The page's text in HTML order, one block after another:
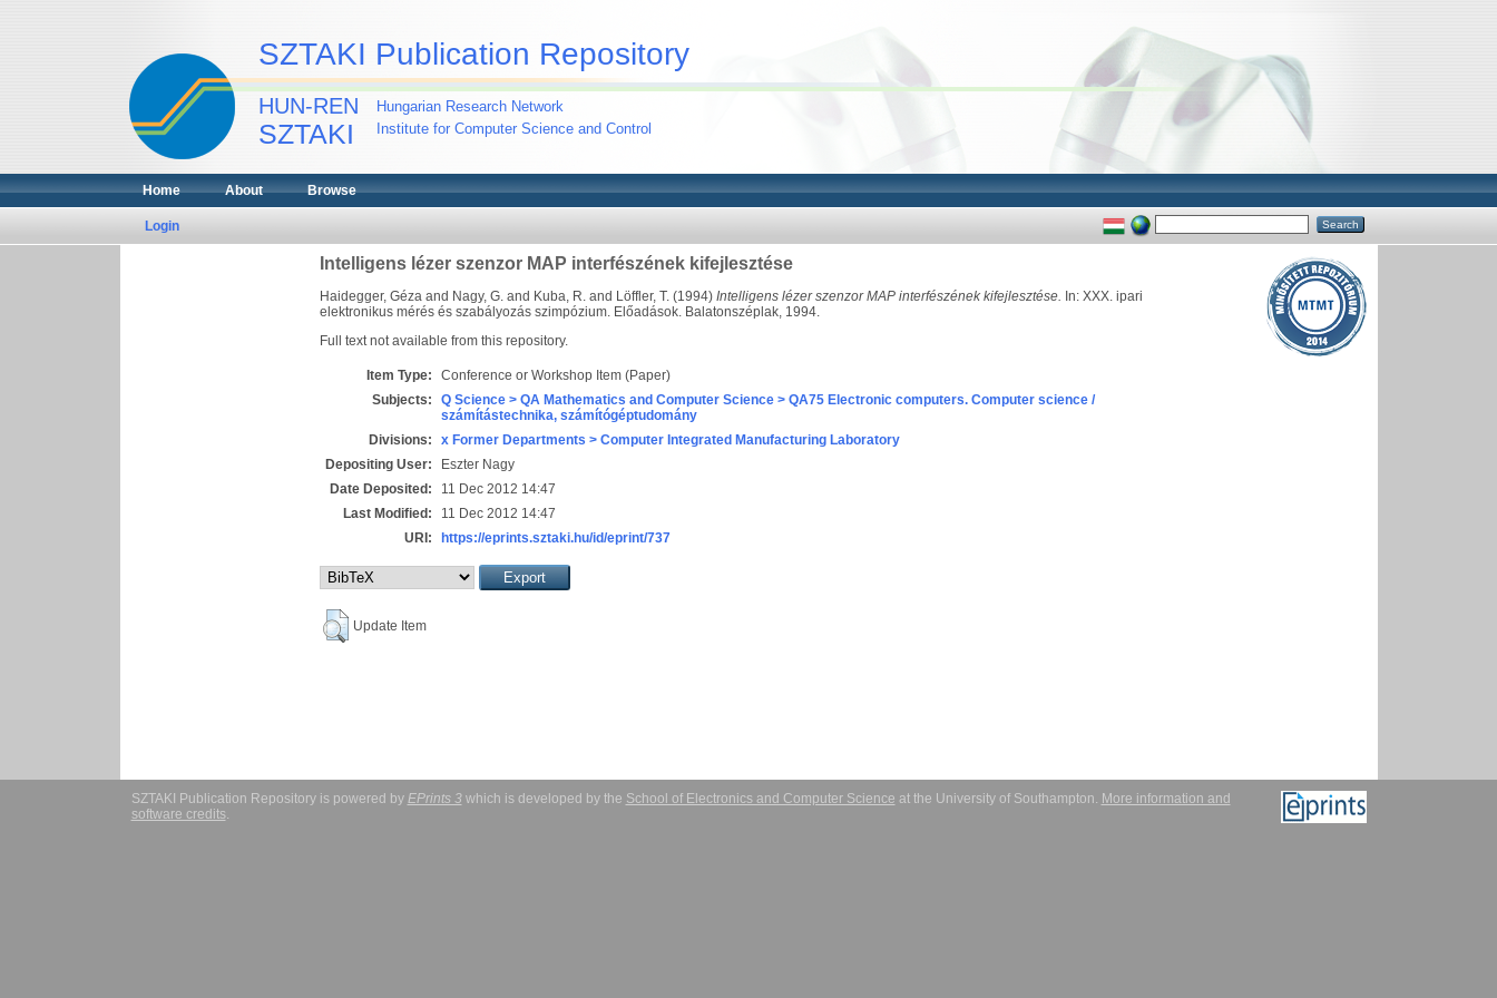
SZTAKI Publication Repository
HUN-REN
SZTAKI
Hungarian Research Network
Institute for Computer Science and Control
Home About Browse
Login
Intelligens lézer szenzor MAP interfészének kifejlesztése
Haidegger, Géza and Nagy, G. and Kuba, R. and Löffler, T. (1994) Intelligens lézer szenzor MAP interfészének kifejlesztése. In: XXX. ipari
elektronikus mérés és szabályozás szimpózium. Előadások. Balatonszéplak, 1994.
Full text not available from this repository.
Item Type:
Conference or Workshop Item (Paper)
Subjects:
Q Science > QA Mathematics and Computer Science > QA75 Electronic computers. Computer science /
számítástechnika, számítógéptudomány
Divisions:
x Former Departments > Computer Integrated Manufacturing Laboratory
Depositing User:
Eszter Nagy
Date Deposited:
11 Dec 2012 14:47
Last Modified:
11 Dec 2012 14:47
URI:
https://eprints.sztaki.hu/id/eprint/737
Update Item
SZTAKI Publication Repository is powered by EPrints 3which is developed by the School of Electronics and Computer Science at the University of Southampton. More information and
software credits.